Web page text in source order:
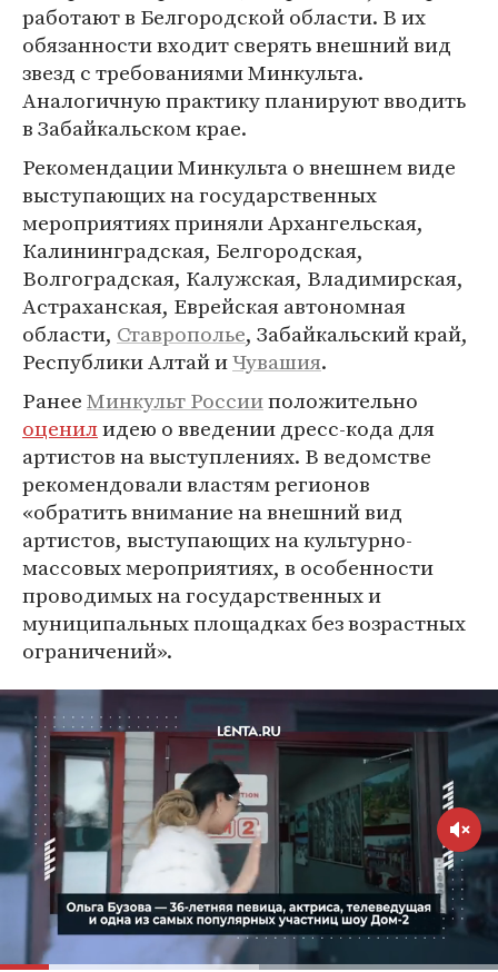
работают в Белгородской области. В их
обязанности входит сверять внешний вид
звезд с требованиями Минкульта.
Аналогичную практику планируют вводить
в Забайкальском крае.
Рекомендации Минкульта о внешнем виде
выступающих на государственных
мероприятиях приняли Архангельская,
Калининградская, Белгородская,
Волгоградская, Калужская, Владимирская,
Астраханская, Еврейская автономная
области, Ставрополье, Забайкальский край,
Республики Алтай иЧувашия.
РанееМинкульт Россииположительно
оценилидею о введении дресс-кода для
артистов на выступлениях. В ведомстве
рекомендовали властям регионов
«обратить внимание на внешний вид
артистов, выступающих на культурно-
массовых мероприятиях, в особенности
проводимых на государственных и
муниципальных площадках без возрастных
ограничений».